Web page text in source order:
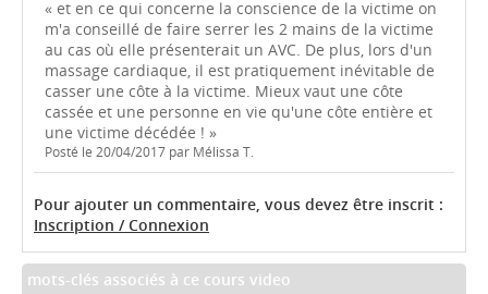
« et en ce qui concerne la conscience de la victime on
m'a conseillé de faire serrer les 2 mains de la victime
au cas où elle présenterait un AVC. De plus, lors d'un
massage cardiaque, il est pratiquement inévitable de
casser une côte à la victime. Mieux vaut une côte
cassée et une personne en vie qu'une côte entière et
une victime décédée ! »
Posté le 20/04/2017 par Mélissa T.
Pour ajouter un commentaire, vous devez être inscrit :
Inscription / Connexion
mots-clés associés à ce cours video